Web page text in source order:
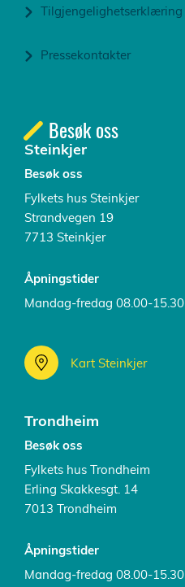
Tilgjengelighetserklæring
Pressekontakter
Besøk oss
Steinkjer
Besøk oss
Fylkets hus Steinkjer
Strandvegen 19
7713 Steinkjer
Åpningstider
Mandag-fredag 08.00-15.30
Kart Steinkjer
Trondheim
Besøk oss
Fylkets hus Trondheim
Erling Skakkesgt. 14
7013 Trondheim
Åpningstider
Mandag-fredag 08.00-15.30